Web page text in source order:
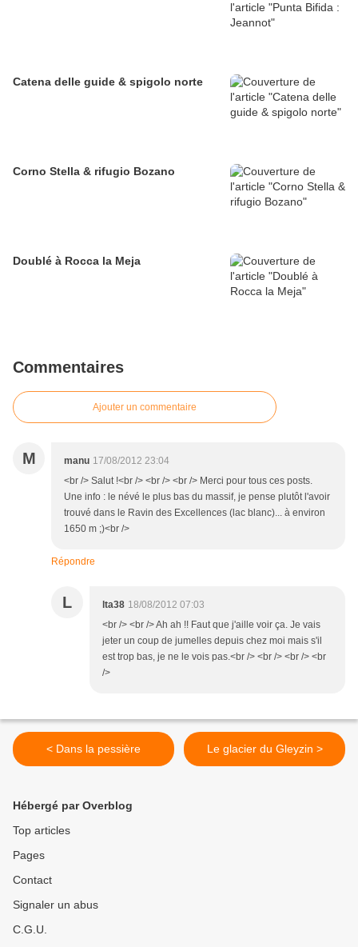
Catena delle guide & spigolo norte
Corno Stella & rifugio Bozano
Doublé à Rocca la Meja
Commentaires
Ajouter un commentaire
M manu 17/08/2012 23:04
<br /> Salut !<br /> <br /> <br /> Merci pour tous ces posts.
Une info : le névé le plus bas du massif, je pense plutôt l'avoir
trouvé dans le Ravin des Excellences (lac blanc)... à environ
1650 m ;)<br />
Répondre
L lta38 18/08/2012 07:03
<br /> <br /> Ah ah !! Faut que j'aille voir ça. Je vais
jeter un coup de jumelles depuis chez moi mais s'il
est trop bas, je ne le vois pas.<br /> <br /> <br /> <br
/>
< Dans la pessière Le glacier du Gleyzin >
Hébergé par Overblog
Top articles
Pages
Contact
Signaler un abus
C.G.U.